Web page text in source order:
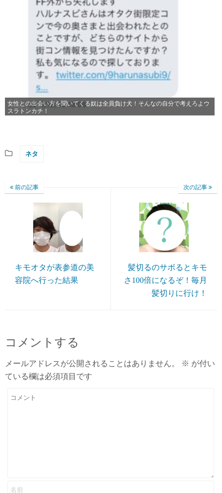
女性との出会い方を聞いてくる奴は全員負け犬！そんなの自分で考えろよウ
スラトンカチ！
ネタ
前の記事
キモオタが表参道の美
容院へ行った結果
次の記事
髪切るのサボるとキモ
さ100倍になるぞ！毎月
髪切りに行け！
コメントする
メールアドレスが公開されることはありません。 ※ が付い
ている欄は必須項目です